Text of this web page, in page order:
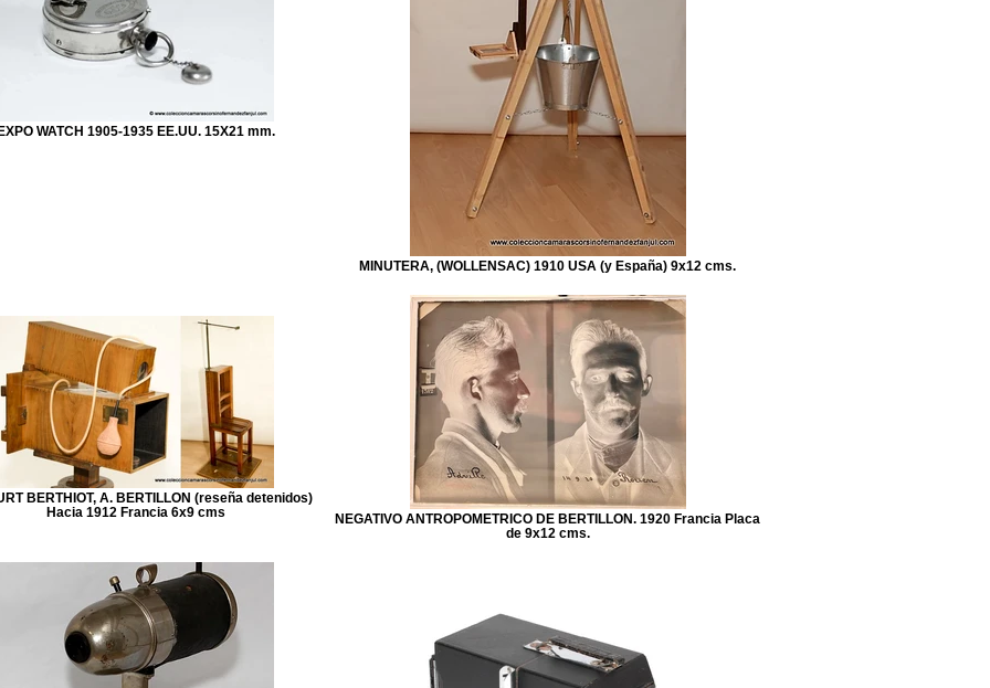
WATCH 1905-1935 EE.UU. 15X21 mm.
MINUTERA, (WOLLENSAC) 1910 USA (y España) 9x12 cms.
BERTHIOT, A. BERTILLON (reseña detenidos)
Hacia 1912 Francia 6x9 cms
NEGATIVO ANTROPOMETRICO DE BERTILLON. 1920 Francia Placa
de 9x12 cms.